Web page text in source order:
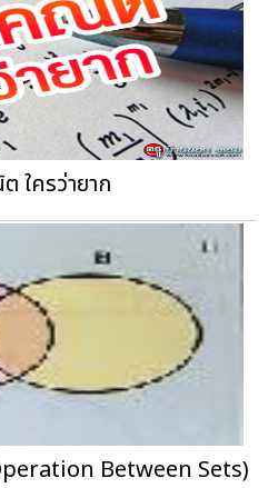
ใครว่ายาก
Between Sets)